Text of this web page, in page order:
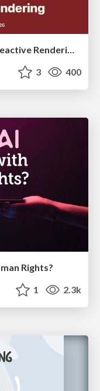
3 400
Rights?
1 2.3k